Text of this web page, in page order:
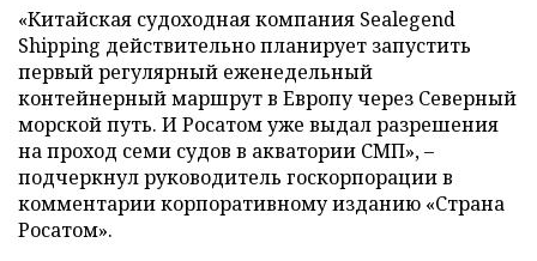
«Китайская судоходная компания Sealegend
Shipping действительно планирует запустить
первый регулярный еженедельный
контейнерный маршрут в Европу через Северный
морской путь. И Росатом уже выдал разрешения
на проход семи судов в акватории СМП», –
подчеркнул руководитель госкорпорации в
комментарии корпоративному изданию «Страна
Росатом».